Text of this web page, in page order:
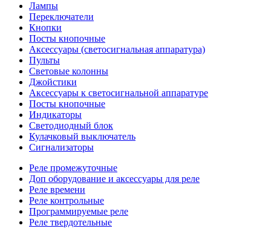
Лампы
Переключатели
Кнопки
Посты кнопочные
Аксессуары (светосигнальная аппаратура)
Пульты
Световые колонны
Джойстики
Аксессуары к светосигнальной аппаратуре
Посты кнопочные
Индикаторы
Светодиодный блок
Кулачковый выключатель
Сигнализаторы
Реле промежуточные
Доп оборудование и аксессуары для реле
Реле времени
Реле контрольные
Программируемые реле
Реле твердотельные